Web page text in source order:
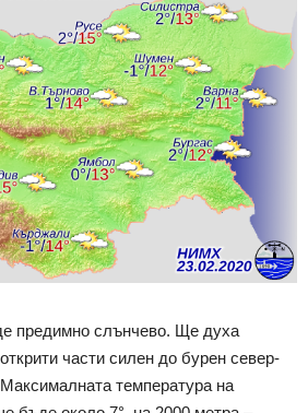
предимно слънчево. Ще духа
части силен до бурен север-
температура на